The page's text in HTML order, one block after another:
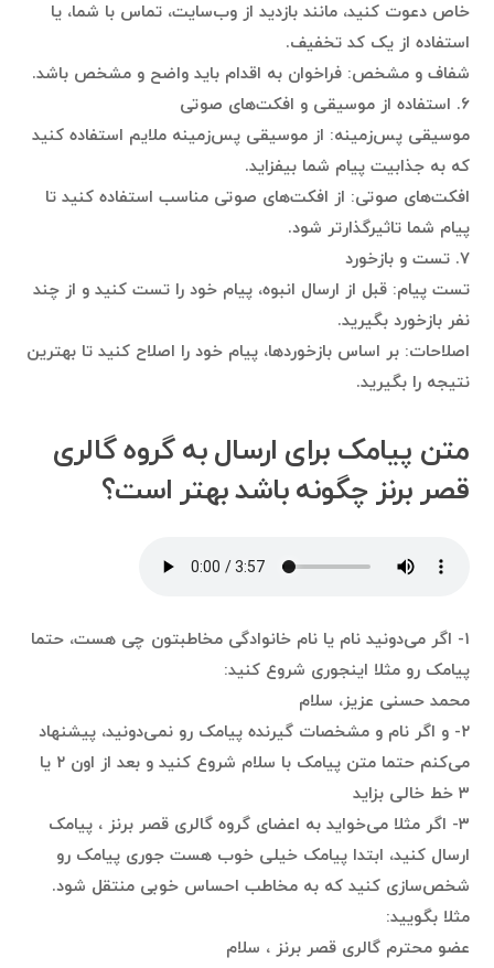
خاص دعوت کنید، مانند بازدید از وب‌سایت، تماس با شما، یا
استفاده از یک کد تخفیف.
شفاف و مشخص: فراخوان به اقدام باید واضح و مشخص باشد.
۶. استفاده از موسیقی و افکت‌های صوتی
موسیقی پس‌زمینه: از موسیقی پس‌زمینه ملایم استفاده کنید
که به جذابیت پیام شما بیفزاید.
افکت‌های صوتی: از افکت‌های صوتی مناسب استفاده کنید تا
پیام شما تاثیرگذارتر شود.
۷. تست و بازخورد
تست پیام: قبل از ارسال انبوه، پیام خود را تست کنید و از چند
نفر بازخورد بگیرید.
اصلاحات: بر اساس بازخوردها، پیام خود را اصلاح کنید تا بهترین
نتیجه را بگیرید.
متن پیامک برای ارسال به گروه گالری
قصر برنز چگونه باشد بهتر است؟
۱- اگر می‌دونید نام یا نام خانوادگی مخاطبتون چی هست، حتما
پیامک رو مثلا اینجوری شروع کنید:
محمد حسنی عزیز، سلام
۲- و اگر نام و مشخصات گیرنده پیامک رو نمی‌دونید، پیشنهاد
می‌کنم حتما متن پیامک با سلام شروع کنید و بعد از اون ۲ یا
۳ خط خالی بزاید
۳- اگر مثلا می‌خواید به اعضای گروه گالری قصر برنز ، پیامک
ارسال کنید، ابتدا پیامک خیلی خوب هست جوری پیامک رو
شخص‌سازی کنید که به مخاطب احساس خوبی منتقل شود.
مثلا بگویید:
عضو محترم گالری قصر برنز ، سلام